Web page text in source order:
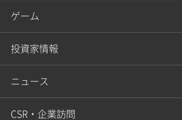
ゲーム
投資家情報
ニュース
CSR・企業訪問